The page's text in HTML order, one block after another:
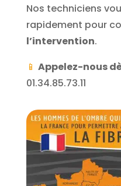
Nos techniciens
rapidement pour
l’intervention.
📱 Appelez-nous
01.34.85.73.11